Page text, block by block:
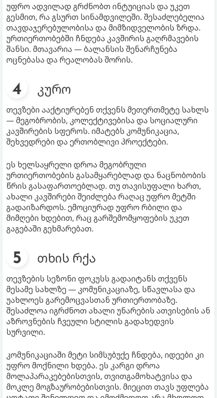
უფრო ადვილად გრძნობთ ინტუიციას და უკეთ
გესმით, რა გსურთ სინამდვილეში. შესაძლებელია
თავდაჯერებულობისა და მიმზიდველობის ზრდა.
ურთიერთობებში ჩნდება კავშირის გაღრმავების
შანსი. მთავარია — ბალანსის შენარჩუნება
ოცნებასა და რეალობას შორის.
კურო
თევზები ააქტიურებენ თქვენს მეთერთმეტე სახლს
— მეგობრობის, კოლექტივებისა და სოციალური
კავშირების სფეროს. იმატებს კომუნიკაცია,
შეხვედრები და ერთობლივი პროექტები.
ეს ხელსაყრელი დროა მეგობრული
ურთიერთობების გასამყარებლად და ნაცნობობის
წრის გასაფართოებლად. თუ თავისუფალი ხართ,
ახალი კავშირები შეიძლება რაღაც უფრო მეტში
გადაიზარდოს. ემოციურად უფრო რბილი და
მიმღები ხდებით, რაც გარშემომყოფების უკეთ
გაგებაში გეხმარებათ.
თხის რქა
თევზების სეზონი ფოკუსს გადაიტანს თქვენს
მესამე სახლზე — კომუნიკაციაზე, სწავლასა და
უახლოეს გარემოცვასთან ურთიერთობაზე.
შესაძლოა იგრძნოთ ახალი უნარების ათვისების ან
აზროვნების ჩვეული სტილის გადახედვის
სურვილი.
კომუნიკაციაში მეტი სიმსუბუქე ჩნდება, იდეები კი
უფრო მოქნილი ხდება. ეს კარგი დროა
მოლაპარაკებებისთვის, თვითგამოხატვისა და
მოკლე მოგზაურობებისთვის. მიეცით თავს უფლება